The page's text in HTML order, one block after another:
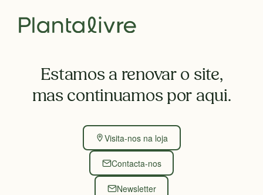
Estamos a renovar o site,
mas continuamos por aqui.
Visita-nos na loja
Contacta-nos
Newsletter